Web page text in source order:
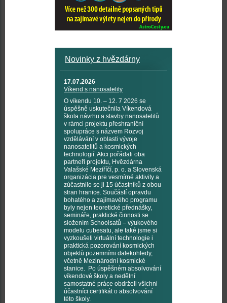
Novinky z hvězdárny
17.07.2026
Víkend s nanosatelity
O víkendu 10. – 12. 7 2026 se
úspěšně uskutečnila Víkendová
škola návrhu a stavby nanosatelitů
v rámci projektu přeshraniční
spolupráce s názvem Rozvoj
vzdělávání v oblasti vývoje
nanosatelitů a kosmických
technologií. Akci pořádali oba
partneři projektu, Hvězdárna
Valašské Meziříčí, p. o. a Slovenská
organizácia pre vesmírné aktivity a
zúčastnilo se ji 15 účastníků z obou
stran hranice. Součástí opravdu
bohatého a zajímavého programu
byly nejen teoretické přednášky,
semináře, praktické činnosti se
složením Schoolsatů – výukového
modelu cubesatu, ale také jsme si
vyzkoušeli virtuální technologie i
praktická pozorování kosmických
objektů pozemními dalekohledy,
včetně Mezinárodní kosmické
stanice. Po úspěšném absolvování
víkendové školy a nedělní
samostatné práce obdrželi všichni
účastníci certifikát o absolvování
této školy.